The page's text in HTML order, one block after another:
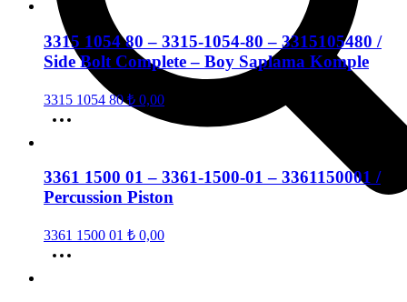
3315 1054 80 – 3315-1054-80 – 3315105480 /
Side Bolt Complete – Boy Saplama Komple
3315 1054 80₺ 0,00
3361 1500 01 – 3361-1500-01 – 3361150001 /
Percussion Piston
3361 1500 01 ₺ 0,00